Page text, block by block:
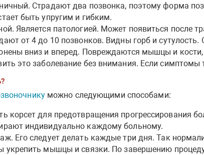
Страдают два позвонка, поэтому форма
быть упругим и гибким.
Является патологией. Может появиться после
от 4 до 10 позвонков. Видны горб и
вниз и вперед. Повреждаются мышцы и
это заболевание без внимания. Если симптомы
можно следующими способами:
корсет для предотвращения прогрессирования
индивидуально каждому больному.
Его следует делать каждые три дня. Так
укрепить мышцы и связки. По завершению